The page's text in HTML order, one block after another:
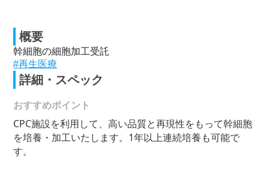
概要
幹細胞の細胞加工受託
#再生医療
詳細・スペック
おすすめポイント
CPC施設を利用して、高い品質と再現性をもって幹細胞
を培養・加工いたします。1年以上連続培養も可能で
す。